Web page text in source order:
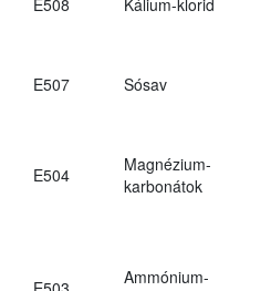
E507 Sósav
E504
Magnézium-
karbonátok
Ammónium-